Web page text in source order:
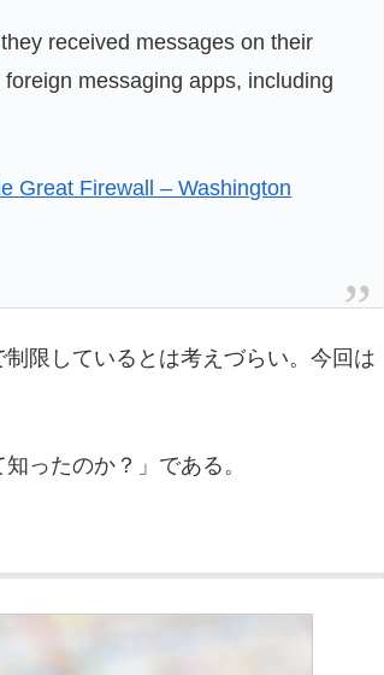
received messages on their
messaging apps, including
Great Firewall – Washington
限しているとは考えづらい。今回は
ったのか？」である。